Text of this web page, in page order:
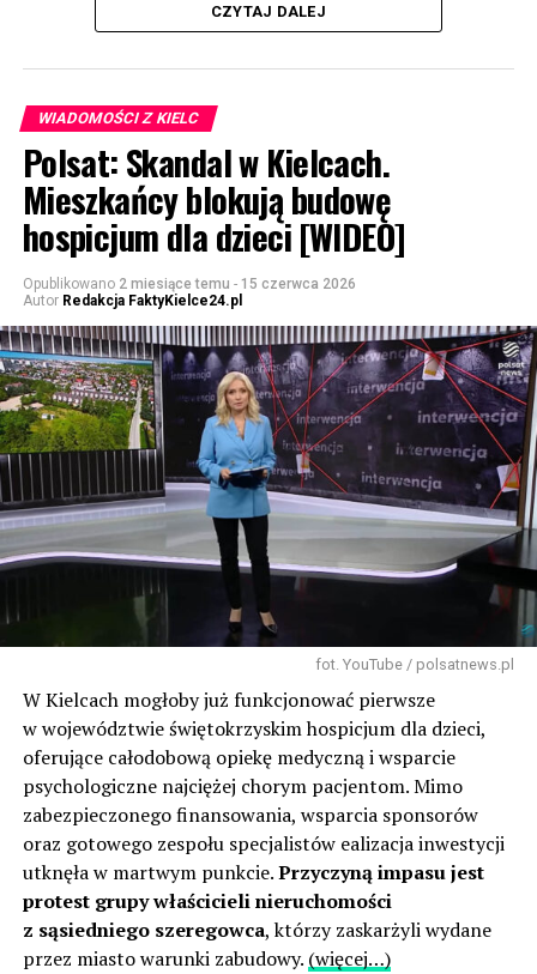
CZYTAJ DALEJ
WIADOMOŚCI Z KIELC
Polsat: Skandal w Kielcach.
Mieszkańcy blokują budowę
hospicjum dla dzieci [WIDEO]
Opublikowano 2 miesiące temu - 15 czerwca 2026
Autor Redakcja FaktyKielce24.pl
fot. YouTube / polsatnews.pl
W Kielcach mogłoby już funkcjonować pierwsze
w województwie świętokrzyskim hospicjum dla dzieci,
oferujące całodobową opiekę medyczną i wsparcie
psychologiczne najciężej chorym pacjentom. Mimo
zabezpieczonego finansowania, wsparcia sponsorów
oraz gotowego zespołu specjalistów ealizacja inwestycji
utknęła w martwym punkcie.Przyczyną impasu jest
protest grupy właścicieli nieruchomości
z sąsiedniego szeregowca, którzy zaskarżyli wydane
przez miasto warunki zabudowy. (więcej…)